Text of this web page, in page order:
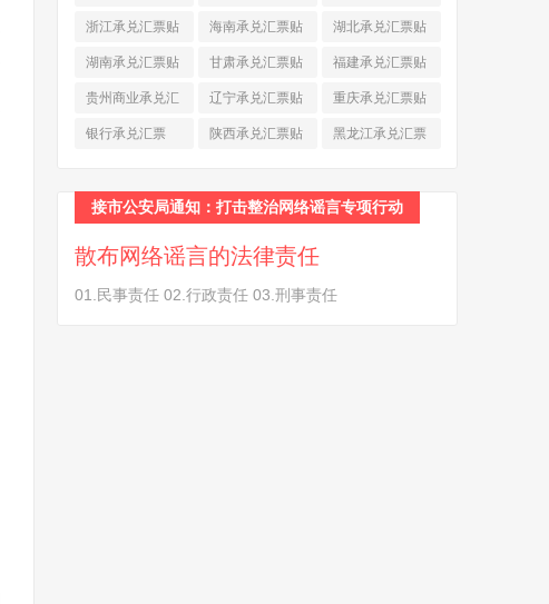
现(366)
现(374)
(518)
浙江承兑汇票贴
现(691)
海南承兑汇票贴
现(145)
湖北承兑汇票贴
现(587)
湖南承兑汇票贴
现(453)
甘肃承兑汇票贴
现(194)
福建承兑汇票贴
现(945)
贵州商业承兑汇
票(284)
辽宁承兑汇票贴
现(344)
重庆承兑汇票贴
现(232)
银行承兑汇票
陕西承兑汇票贴
黑龙江承兑汇票
接市公安局通知：打击整治网络谣言专项行动
散布网络谣言的法律责任
01.民事责任 02.行政责任 03.刑事责任